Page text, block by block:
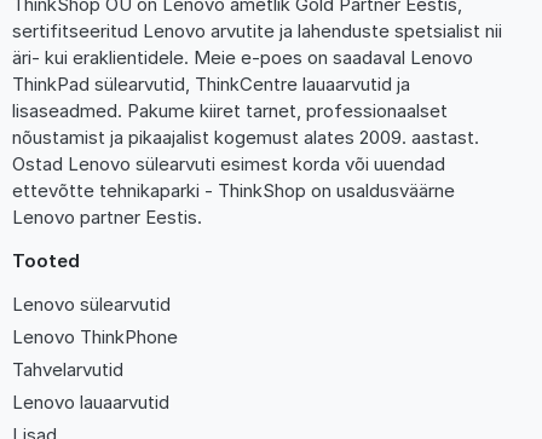
ThinkShop OÜ on Lenovo ametlik Gold Partner Eestis,
sertifitseeritud Lenovo arvutite ja lahenduste spetsialist nii
äri- kui eraklientidele. Meie e-poes on saadaval Lenovo
ThinkPad sülearvutid, ThinkCentre lauaarvutid ja
lisaseadmed. Pakume kiiret tarnet, professionaalset
nõustamist ja pikaajalist kogemust alates 2009. aastast.
Ostad Lenovo sülearvuti esimest korda või uuendad
ettevõtte tehnikaparki - ThinkShop on usaldusväärne
Lenovo partner Eestis.
Tooted
Lenovo sülearvutid
Lenovo ThinkPhone
Tahvelarvutid
Lenovo lauaarvutid